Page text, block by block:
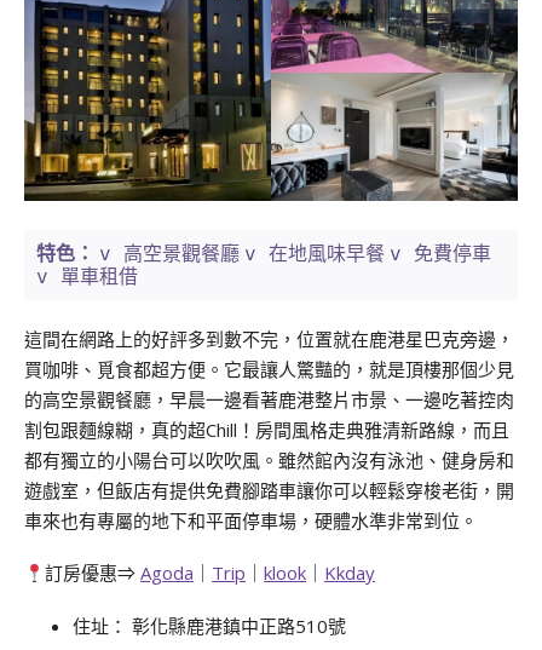
特色： v 高空景觀餐廳 v 在地風味早餐 v 免費停車
v 單車租借
這間在網路上的好評多到數不完，位置就在鹿港星巴克旁邊，
買咖啡、覓食都超方便。它最讓人驚豔的，就是頂樓那個少見
的高空景觀餐廳，早晨一邊看著鹿港整片市景、一邊吃著控肉
割包跟麵線糊，真的超Chill！房間風格走典雅清新路線，而且
都有獨立的小陽台可以吹吹風。雖然館內沒有泳池、健身房和
遊戲室，但飯店有提供免費腳踏車讓你可以輕鬆穿梭老街，開
車來也有專屬的地下和平面停車場，硬體水準非常到位。
訂房優惠⇒Agoda Trip ｜klook Kkday
住址： 彰化縣鹿港鎮中正路510號